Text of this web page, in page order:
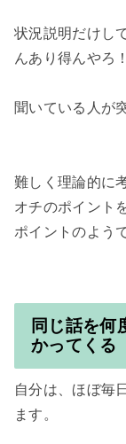
状況説明だけし
んあり得んやろ
聞いている人が
難しく理論的に
オチのポイント
ポイントのよう
同じ話を何
かってくる
自分は、ほぼ毎
ます。